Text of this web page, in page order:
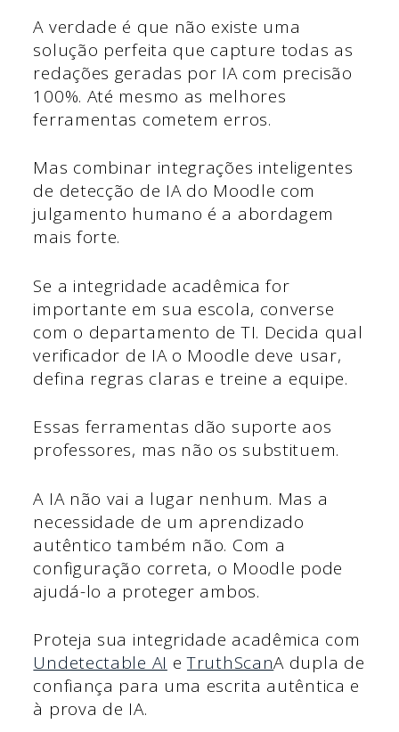
A verdade é que não existe uma
solução perfeita que capture todas as
redações geradas por IA com precisão
100%. Até mesmo as melhores
ferramentas cometem erros.
Mas combinar integrações inteligentes
de detecção de IA do Moodle com
julgamento humano é a abordagem
mais forte.
Se a integridade acadêmica for
importante em sua escola, converse
com o departamento de TI. Decida qual
verificador de IA o Moodle deve usar,
defina regras claras e treine a equipe.
Essas ferramentas dão suporte aos
professores, mas não os substituem.
A IA não vai a lugar nenhum. Mas a
necessidade de um aprendizado
autêntico também não. Com a
configuração correta, o Moodle pode
ajudá-lo a proteger ambos.
Proteja sua integridade acadêmica com
Undetectable AI eTruthScanA dupla de
confiança para uma escrita autêntica e
à prova de IA.